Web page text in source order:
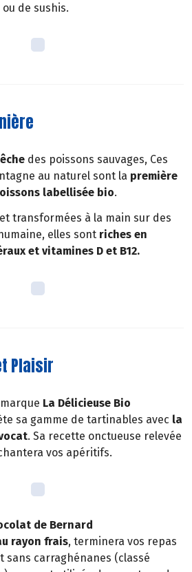
de sushis.
des poissons sauvages, Ces
au naturel sont la première
labellisée bio.
transformées à la main sur des
elles sont riches en
et vitamines D et B12.
Plaisir
La Délicieuse Bio
sa gamme de tartinables avec la
. Sa recette onctueuse relevée
vos apéritifs.
de Bernard
rayon frais, terminera vos repas
sans carraghénanes (classé